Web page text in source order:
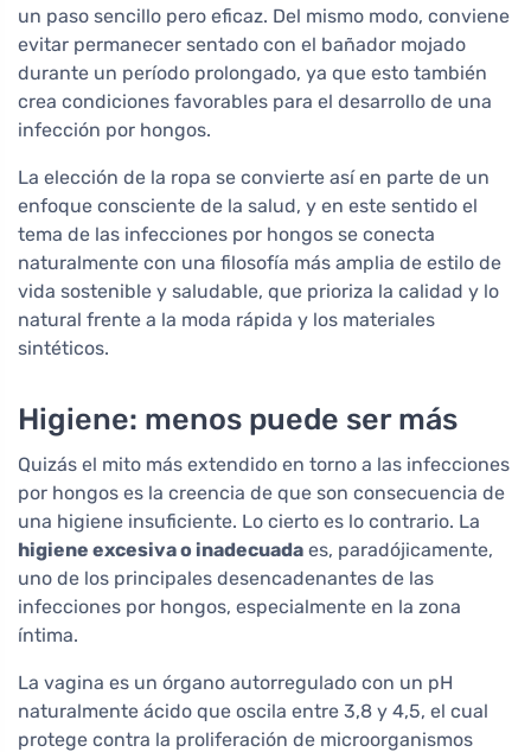
un paso sencillo pero eficaz. Del mismo modo, conviene
evitar permanecer sentado con el bañador mojado
durante un período prolongado, ya que esto también
crea condiciones favorables para el desarrollo de una
infección por hongos.
La elección de la ropa se convierte así en parte de un
enfoque consciente de la salud, y en este sentido el
tema de las infecciones por hongos se conecta
naturalmente con una filosofía más amplia de estilo de
vida sostenible y saludable, que prioriza la calidad y lo
natural frente a la moda rápida y los materiales
sintéticos.
Higiene: menos puede ser más
Quizás el mito más extendido en torno a las infecciones
por hongos es la creencia de que son consecuencia de
una higiene insuficiente. Lo cierto es lo contrario. La
higiene excesiva o inadecuada es, paradójicamente,
uno de los principales desencadenantes de las
infecciones por hongos, especialmente en la zona
íntima.
La vagina es un órgano autorregulado con un pH
naturalmente ácido que oscila entre 3,8 y 4,5, el cual
protege contra la proliferación de microorganismos